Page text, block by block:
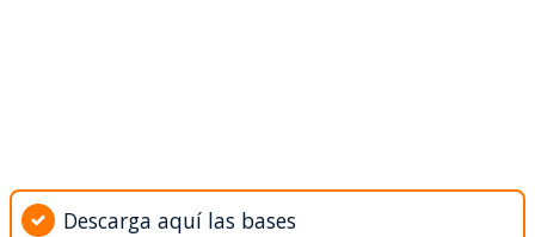
Descarga aquí las bases